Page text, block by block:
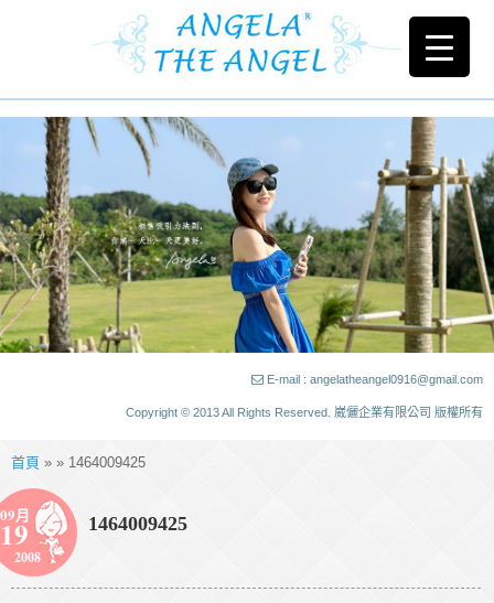
E-mail : angelatheangel0916@gmail.com
Copyright © 2013 All Rights Reserved. 崴儷企業有限公司 版權所有
首頁 » » 1464009425
09月
19
2008
1464009425